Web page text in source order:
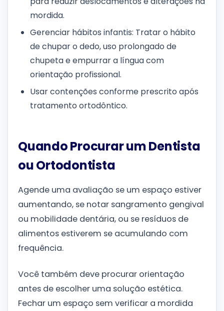
mordida.
Gerenciar hábitos infantis: Tratar o hábito
de chupar o dedo, uso prolongado de
chupeta e empurrar a língua com
orientação profissional.
Usar contenções conforme prescrito após
tratamento ortodôntico.
Quando Procurar um Dentista
ou Ortodontista
Agende uma avaliação se um espaço estiver
aumentando, se notar sangramento gengival
ou mobilidade dentária, ou se resíduos de
alimentos estiverem se acumulando com
frequência.
Você também deve procurar orientação
antes de escolher uma solução estética.
Fechar um espaço sem verificar a mordida